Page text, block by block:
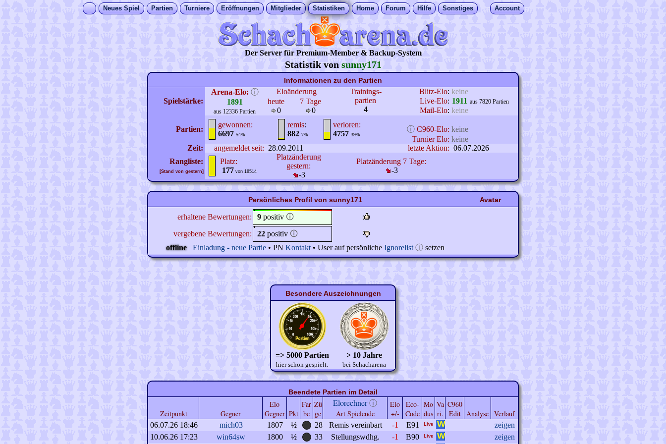
Neues Spiel Partien Turniere Eröffnungen Mitglieder Statistiken Home Forum Hilfe Sonstiges Account
Der Server für Premium-Member & Backup-System
Statistik von sunny171
Informationen zu den Partien
Spielstärke:
Arena-Elo: ⓘ
1891
aus 12336 Partien
Eloänderung
Trainings-
partien
4
Blitz-Elo: keine
heute
0
7 Tage
0
Live-Elo: 1911 aus 7820 Partien
Mail-Elo: keine
Partien:
gewonnen:
6697 54%
remis:
882 7%
verloren:
4757 39%
ⓘ C960-Elo: keine
Turnier Elo: keine
Zeit:
angemeldet seit: 28.09.2011 letzte Aktion: 06.07.2026
Rangliste:
[Stand von gestern]
Platz:
177 von 18514
Platzänderung
gestern:
-3
Platzänderung 7 Tage:
-3
Persönliches Profil von sunny171 Avatar
erhaltene Bewertungen: 9 positiv 🛈
vergebene Bewertungen:
22 positiv 🛈
offline
Einladung - neue Partie • PN Kontakt • User auf persönliche Ignorelist ⓘ setzen
Besondere Auszeichnungen
=> 5000 Partien
hier schon gespielt.
> 10 Jahre
bei Schacharena
Beendete Partien im Detail
Zeitpunkt Gegner
Elo
Gegner Pkt
Far
be
Zü
ge
Elorechnerⓘ
Art Spielende
Elo
+/-
Eco-
Code
Mo
dus
Va
ri.
C960
Edit
Analyse Verlauf
06.07.26 18:46 mich03 1807 ½ 28 Remis vereinbart -1 E91
zeigen
10.06.26 17:23
win64sw 1800 ½ 33 Stellungswdhg. -1 B90 zeigen